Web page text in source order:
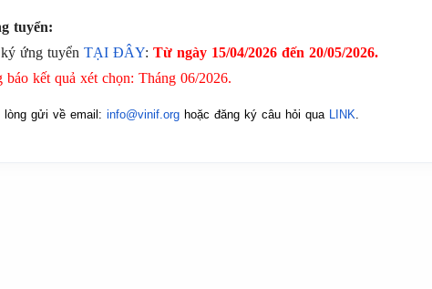
tuyển:
ứng tuyển TẠI ĐÂY: Từ ngày 15/04/2026 đến 20/05/2026.
báo kết quả xét chọn: Tháng 06/2026.
lòng gửi về email: info@vinif.org hoặc đăng ký câu hỏi qua LINK.